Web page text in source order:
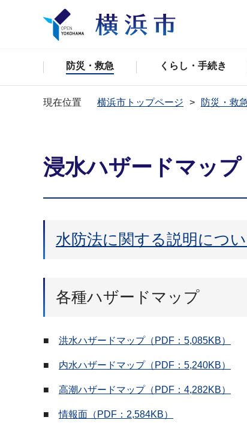
防災・救急 くらし・手続き
現在位置 横浜市トップページ 防災・救急
浸水ハザードマップ
水防法に関する説明につ
各種ハザードマップ
■ 洪水ハザードマップ（PDF：5,085KB）
■ 内水ハザードマップ（PDF：5,240KB）
■ 高潮ハザードマップ（PDF：4,282KB）
■情報面（PDF：2,584KB）